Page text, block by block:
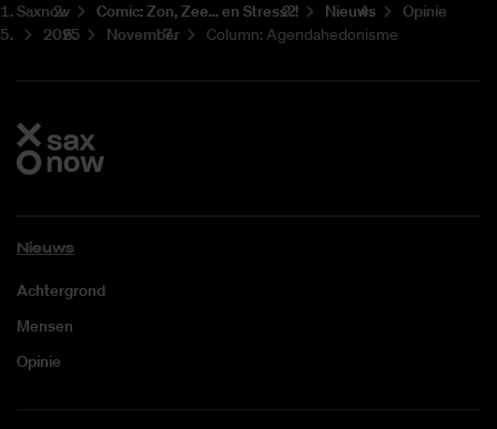
Saxnow Co­mic: Zon, Zee... en Stress?! Nieuws
Opinie
2025
November Column: Agendahedonisme
Nieuws
Achtergrond
Mensen
Opinie